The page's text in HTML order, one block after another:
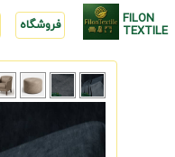
FILON
TEXTILE فروشگاه